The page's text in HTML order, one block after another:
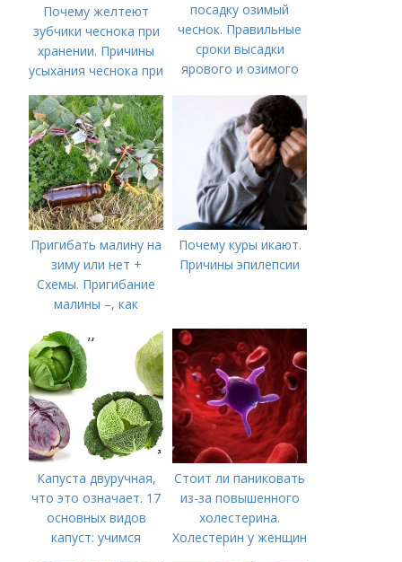
Почему желтеют
зубчики чеснока при
хранении. Причины
усыхания чеснока при
посадку озимый
чеснок. Правильные
сроки высадки
ярового и озимого
Пригибать малину на
зиму или нет +
Схемы. Пригибание
малины –, как
когда
Почему куры икают.
Причины эпилепсии
Капуста двуручная,
что это означает. 17
основных видов
капуст: учимся
Стоит ли паниковать
из-за повышенного
холестерина.
Холестерин у женщин